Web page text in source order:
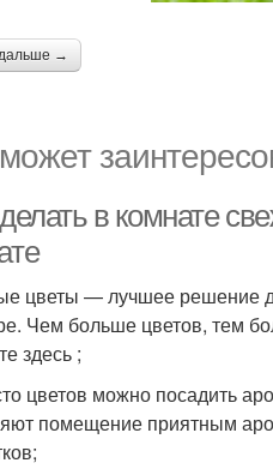
→
в комнате
цветы — лучшее решение
Чем больше цветов, тем
здесь ;
цветов можно посадить
помещение приятным